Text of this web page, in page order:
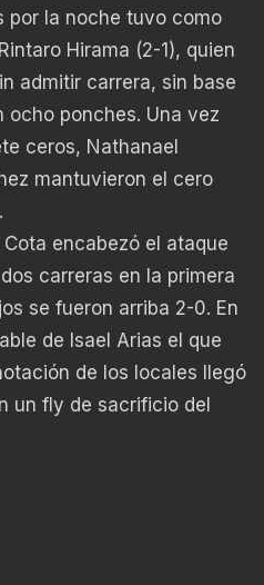
por la noche tuvo como
Hirama (2-1), quien
admitir carrera, sin base
ocho ponches. Una vez
ceros, Nathanael
mantuvieron el cero
encabezó el ataque
carreras en la primera
se fueron arriba 2-0. En
de Isael Arias el que
de los locales llegó
un fly de sacrificio del